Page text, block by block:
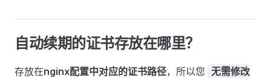
自动续期的证书存放在哪里？
存放在nginx配置中对应的证书路径，所以您 无需修改